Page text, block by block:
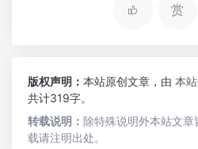
赏
版权声明： 本站原创文章，由 本
共计319字。
转载说明： 除特殊说明外本站文
载请注明出处。